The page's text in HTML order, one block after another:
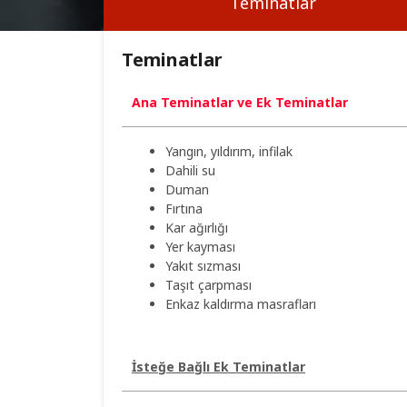
Teminatlar
Ana Teminatlar ve Ek Teminatlar
Yangın, yıldırım, infilak
Dahili su
Duman
Fırtına
Kar ağırlığı
Yer kayması
Yakıt sızması
Taşıt çarpması
Enkaz kaldırma masrafları
İsteğe Bağlı Ek Teminatlar